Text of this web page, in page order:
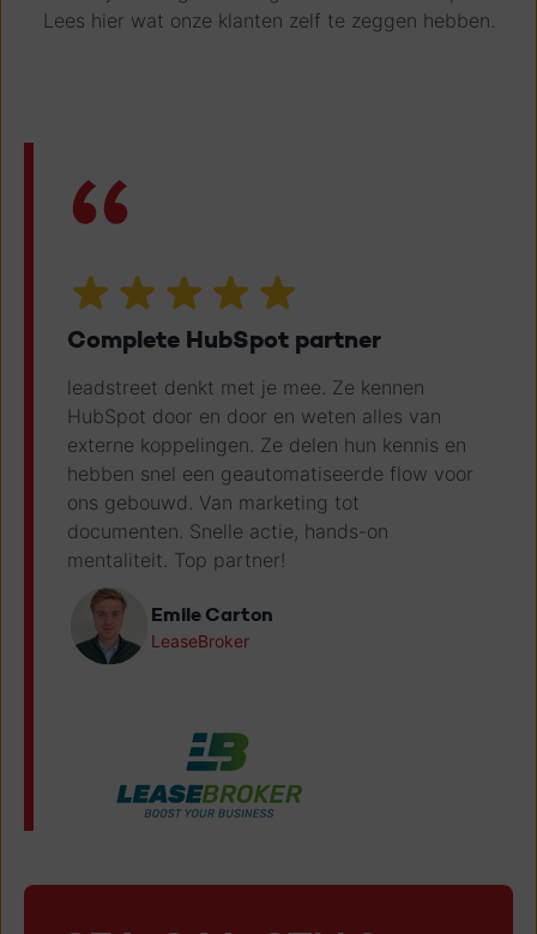
Lees hier wat onze klanten zelf te zeggen hebben.
Complete HubSpot partner
leadstreet denkt met je mee. Ze kennen
HubSpot door en door en weten alles van
externe koppelingen. Ze delen hun kennis en
hebben snel een geautomatiseerde flow voor
ons gebouwd. Van marketing tot
documenten. Snelle actie, hands-on
mentaliteit. Top partner!
Emile Carton
LeaseBroker